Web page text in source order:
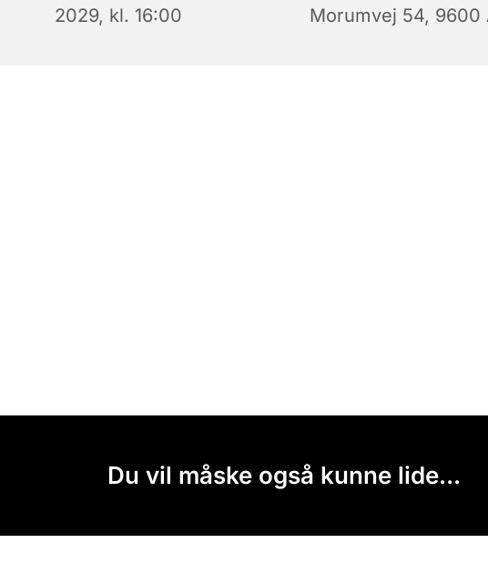
2029, kl. 16:00
Morumvej 54, 9600
Du vil måske også kunne lide...